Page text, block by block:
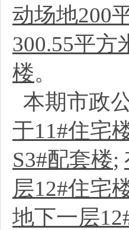
动场地200
300.55平方
楼。
本期市政
于11#住宅
S3#配套楼;
层12#住宅
地下一层